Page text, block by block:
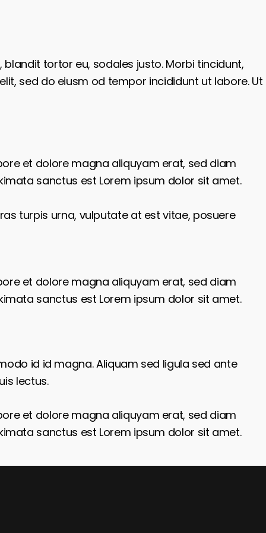
tortor eu, sodales justo. Morbi tincidunt,
sed do eiusm od tempor incididunt ut labore. Ut
et dolore magna aliquyam erat, sed diam
sanctus est Lorem ipsum dolor sit amet.
turpis urna, vulputate at est vitae, posuere
et dolore magna aliquyam erat, sed diam
sanctus est Lorem ipsum dolor sit amet.
id id magna. Aliquam sed ligula sed ante
lectus.
et dolore magna aliquyam erat, sed diam
sanctus est Lorem ipsum dolor sit amet.